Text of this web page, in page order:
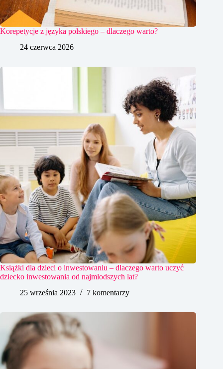
Korepetycje z języka polskiego – dlaczego warto?
24 czerwca 2026
Książki dla dzieci o inwestowaniu – dlaczego warto uczyć
dziecko inwestowania od najmlodszych lat?
25 września 2023
7 komentarzy